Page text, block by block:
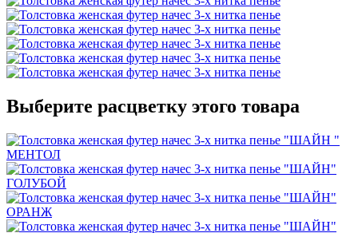
Выберите расцветку этого товара